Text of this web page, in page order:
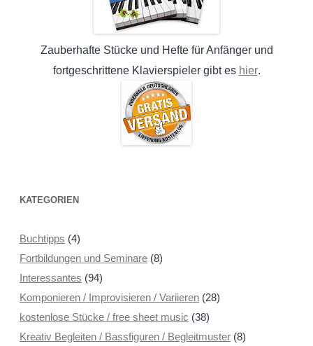
Zauberhafte Stücke und Hefte für Anfänger und
fortgeschrittene Klavierspieler gibt es hier.
KATEGORIEN
Buchtipps (4)
Fortbildungen und Seminare(8)
Interessantes (94)
Komponieren / Improvisieren / Variieren(28)
kostenlose Stücke / free sheet music (38)
Kreativ Begleiten / Bassfiguren / Begleitmuster(8)